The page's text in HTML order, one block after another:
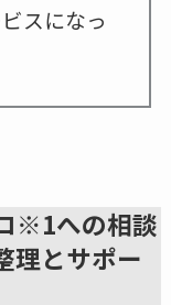
スになっ
※1への相談
理とサポー